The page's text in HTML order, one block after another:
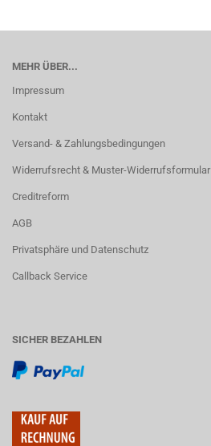
MEHR ÜBER...
Impressum
Kontakt
Versand- & Zahlungsbedingungen
Widerrufsrecht & Muster-Widerrufsformular
Creditreform
AGB
Privatsphäre und Datenschutz
Callback Service
SICHER BEZAHLEN